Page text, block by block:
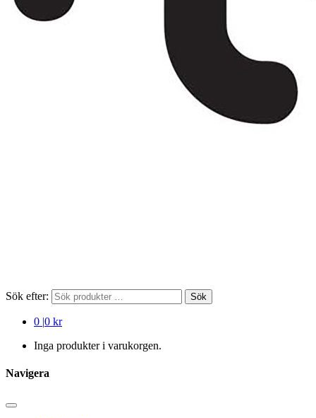
Sök efter: Sök
0 |0 kr
Inga produkter i varukorgen.
Navigera